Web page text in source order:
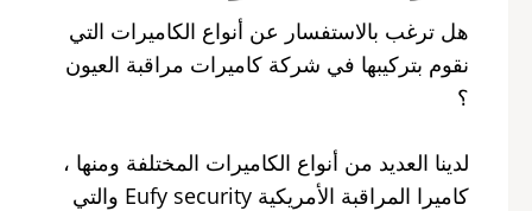
هل ترغب بالاستفسار عن أنواع الكاميرات التي
نقوم بتركيبها في شركة كاميرات مراقبة العيون
؟
لدينا العديد من أنواع الكاميرات المختلفة ومنها ،
كاميرا المراقبة الأمريكية Eufy security والتي